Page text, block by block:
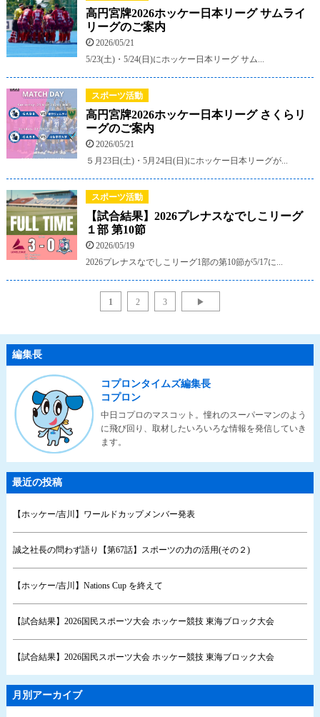
高円宮牌2026ホッケー日本リーグ サムライ
リーグのご案内
2026/05/21
5/23(土)・5/24(日)にホッケー日本リーグ サム...
スポーツ活動
高円宮牌2026ホッケー日本リーグ さくらリ
ーグのご案内
2026/05/21
５月23日(土)・5月24日(日)にホッケー日本リーグが...
スポーツ活動
【試合結果】2026プレナスなでしこリーグ
１部 第10節
2026/05/19
2026プレナスなでしこリーグ1部の第10節が5/17に...
1 2 3 ▶
編集長
コプロンタイムズ編集長
コプロン
中日コプロのマスコット。憧れのスーパーマンのよう
に飛び回り、取材したいろいろな情報を発信していき
ます。
最近の投稿
【ホッケー/吉川】ワールドカップメンバー発表
誠之社長の問わず語り【第67話】スポーツの力の活用(その２)
【ホッケー/吉川】Nations Cup を終えて
【試合結果】2026国民スポーツ大会 ホッケー競技 東海ブロック大会
【試合結果】2026国民スポーツ大会 ホッケー競技 東海ブロック大会
月別アーカイブ